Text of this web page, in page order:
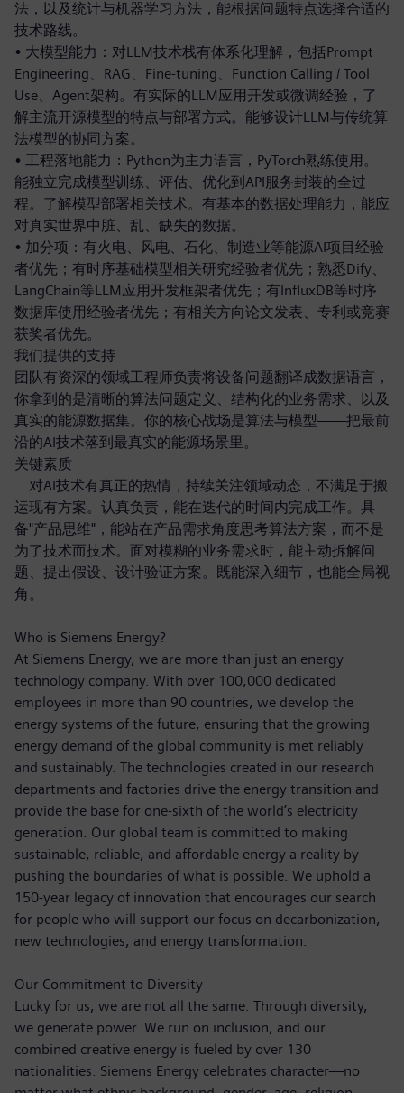
法，以及统计与机器学习方法，能根据问题特点选择合适的
技术路线。
• 大模型能力：对LLM技术栈有体系化理解，包括Prompt
Engineering、RAG、Fine-tuning、Function Calling / Tool
Use、Agent架构。有实际的LLM应用开发或微调经验，了
解主流开源模型的特点与部署方式。能够设计LLM与传统算
法模型的协同方案。
• 工程落地能力：Python为主力语言，PyTorch熟练使用。
能独立完成模型训练、评估、优化到API服务封装的全过
程。了解模型部署相关技术。有基本的数据处理能力，能应
对真实世界中脏、乱、缺失的数据。
• 加分项：有火电、风电、石化、制造业等能源AI项目经验
者优先；有时序基础模型相关研究经验者优先；熟悉Dify、
LangChain等LLM应用开发框架者优先；有InfluxDB等时序
数据库使用经验者优先；有相关方向论文发表、专利或竞赛
获奖者优先。
我们提供的支持
团队有资深的领域工程师负责将设备问题翻译成数据语言，
你拿到的是清晰的算法问题定义、结构化的业务需求、以及
真实的能源数据集。你的核心战场是算法与模型——把最前
沿的AI技术落到最真实的能源场景里。
关键素质
对AI技术有真正的热情，持续关注领域动态，不满足于搬
运现有方案。认真负责，能在迭代的时间内完成工作。具
备"产品思维"，能站在产品需求角度思考算法方案，而不是
为了技术而技术。面对模糊的业务需求时，能主动拆解问
题、提出假设、设计验证方案。既能深入细节，也能全局视
角。
Who is Siemens Energy?
At Siemens Energy, we are more than just an energy
technology company. With over 100,000 dedicated
employees in more than 90 countries, we develop the
energy systems of the future, ensuring that the growing
energy demand of the global community is met reliably
and sustainably. The technologies created in our research
departments and factories drive the energy transition and
provide the base for one-sixth of the world’s electricity
generation. Our global team is committed to making
sustainable, reliable, and affordable energy a reality by
pushing the boundaries of what is possible. We uphold a
150-year legacy of innovation that encourages our search
for people who will support our focus on decarbonization,
new technologies, and energy transformation.
Our Commitment to Diversity
Lucky for us, we are not all the same. Through diversity,
we generate power. We run on inclusion, and our
combined creative energy is fueled by over 130
nationalities. Siemens Energy celebrates character—no